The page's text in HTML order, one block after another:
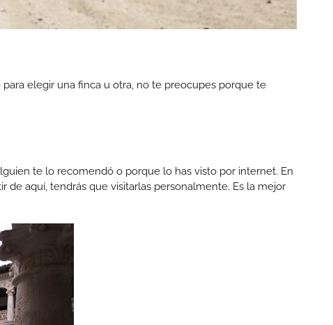
elegir una finca u otra, no te preocupes porque te
te lo recomendó o porque lo has visto por internet. En
de aquí, tendrás que visitarlas personalmente. Es la mejor